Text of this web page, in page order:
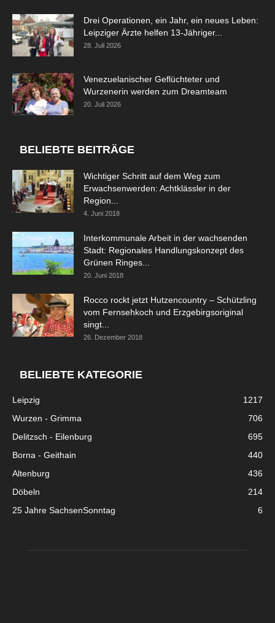
Drei Operationen, ein Jahr, ein neues Leben:
Leipziger Ärzte helfen 13-Jähriger...
28. Juli 2026
Venezuelanischer Geflüchteter und
Wurzenerin werden zum Dreamteam
20. Juli 2026
BELIEBTE BEITRÄGE
Wichtiger Schritt auf dem Weg zum
Erwachsenwerden: Achtklässler in der
Region...
4. Juni 2018
Interkommunale Arbeit in der wachsenden
Stadt: Regionales Handlungskonzept des
Grünen Ringes...
20. Juni 2018
Rocco rockt jetzt Hutzencountry – Schützling
vom Fernsehkoch und Erzgebirgsoriginal
singt...
26. Dezember 2018
BELIEBTE KATEGORIE
Leipzig
1217
Wurzen - Grimma
706
Delitzsch - Eilenburg
695
Borna - Geithain
440
Altenburg
436
Döbeln
214
25 Jahre SachsenSonntag
6